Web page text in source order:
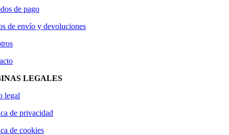
de pago
de envío y devoluciones
LEGALES
legal
de privacidad
de cookies